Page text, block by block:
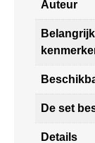
Auteur
De set
Details